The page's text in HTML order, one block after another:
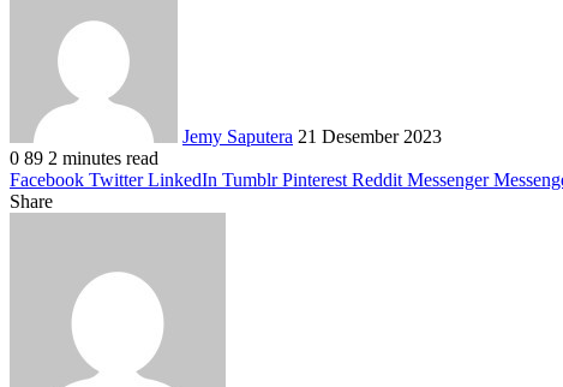
Jemy Saputera 21 Desember 2023
0 89 2 minutes read
Facebook Twitter LinkedIn Tumblr Pinterest Reddit Messenger
Share